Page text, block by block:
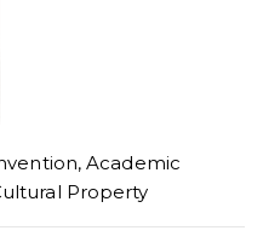
,Academic
Property